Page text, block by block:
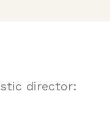
director: